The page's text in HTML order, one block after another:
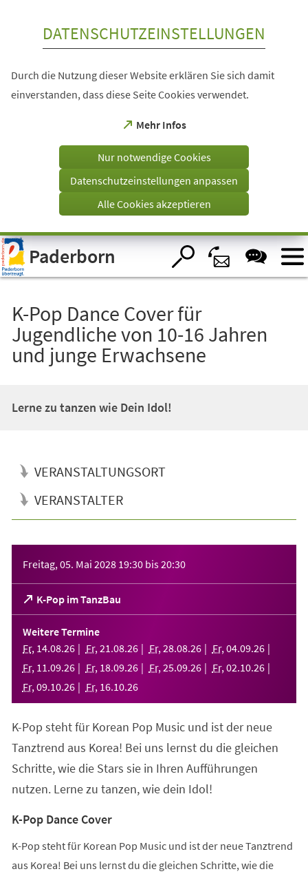
Visuelle
Assistenzsoftware
öffnen.
DATENSCHUTZEINSTELLUNGEN
Durch die Nutzung dieser Website erklären Sie sich damit
einverstanden, dass diese Seite Cookies verwendet.
Mehr Infos
(Öffnet
einem
Tab)
Nur notwendige Cookies
Datenschutzeinstellungen anpassen
Alle Cookies akzeptieren
Paderborn
K-Pop Dance Cover für
Jugendliche von 10-16 Jahren
und junge Erwachsene
Lerne zu tanzen wie Dein Idol!
VERANSTALTUNGSORT
VERANSTALTER
Freitag, 05. Mai 2028 19:30 bis20:30
K-Pop im TanzBau
(Öffnet
in
einem
neuen
Tab)
Weitere Termine
Fr, 14.08.26 Fr, 21 .08.26 Fr, 28.08.26 Fr, 04.09.26
Fr, 11 .09.26 Fr, 18.09.26 Fr, 25.09.26 Fr, 02.10.26
Fr, 09.10.26 Fr, 16.10.26
K-Pop steht für Korean Pop Music und ist der neue
Tanztrend aus Korea! Bei uns lernst du die gleichen
Schritte, wie die Stars sie in Ihren Aufführungen
nutzen. Lerne zu tanzen, wie dein Idol!
K-Pop Dance Cover
K-Pop steht für Korean Pop Music und ist der neue Tanztrend
aus Korea! Bei uns lernst du die gleichen Schritte, wie die